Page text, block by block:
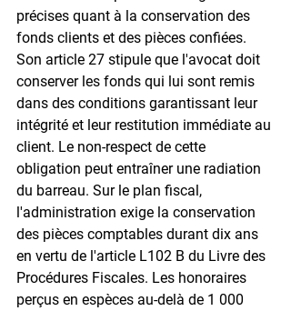
précises quant à la conservation des
fonds clients et des pièces confiées.
Son article 27 stipule que l'avocat doit
conserver les fonds qui lui sont remis
dans des conditions garantissant leur
intégrité et leur restitution immédiate au
client. Le non-respect de cette
obligation peut entraîner une radiation
du barreau. Sur le plan fiscal,
l'administration exige la conservation
des pièces comptables durant dix ans
en vertu de l'article L102 B du Livre des
Procédures Fiscales. Les honoraires
perçus en espèces au-delà de 1 000